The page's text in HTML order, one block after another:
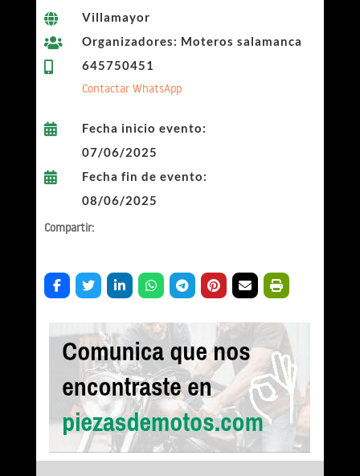

Villamayor

Organizadores: Moteros salamanca

645750451
Contactar WhatsApp

Fecha inicio evento:
07/06/2025

Fecha fin de evento:
08/06/2025
Compartir: